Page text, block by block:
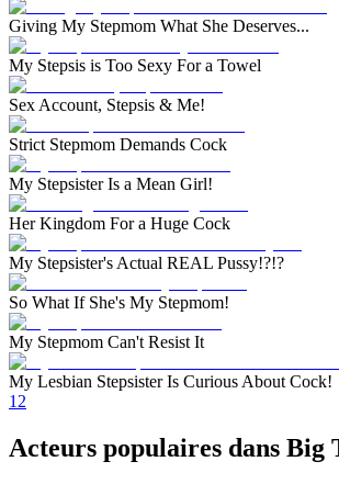
Giving My Stepmom What She Deserves...
My Stepsis is Too Sexy For a Towel
Sex Account, Stepsis & Me!
Strict Stepmom Demands Cock
My Stepsister Is a Mean Girl!
Her Kingdom For a Huge Cock
My Stepsister's Actual REAL Pussy!?!?
So What If She's My Stepmom!
My Stepmom Can't Resist It
My Lesbian Stepsister Is Curious About Cock!
1 2
Acteurs populaires dans Big